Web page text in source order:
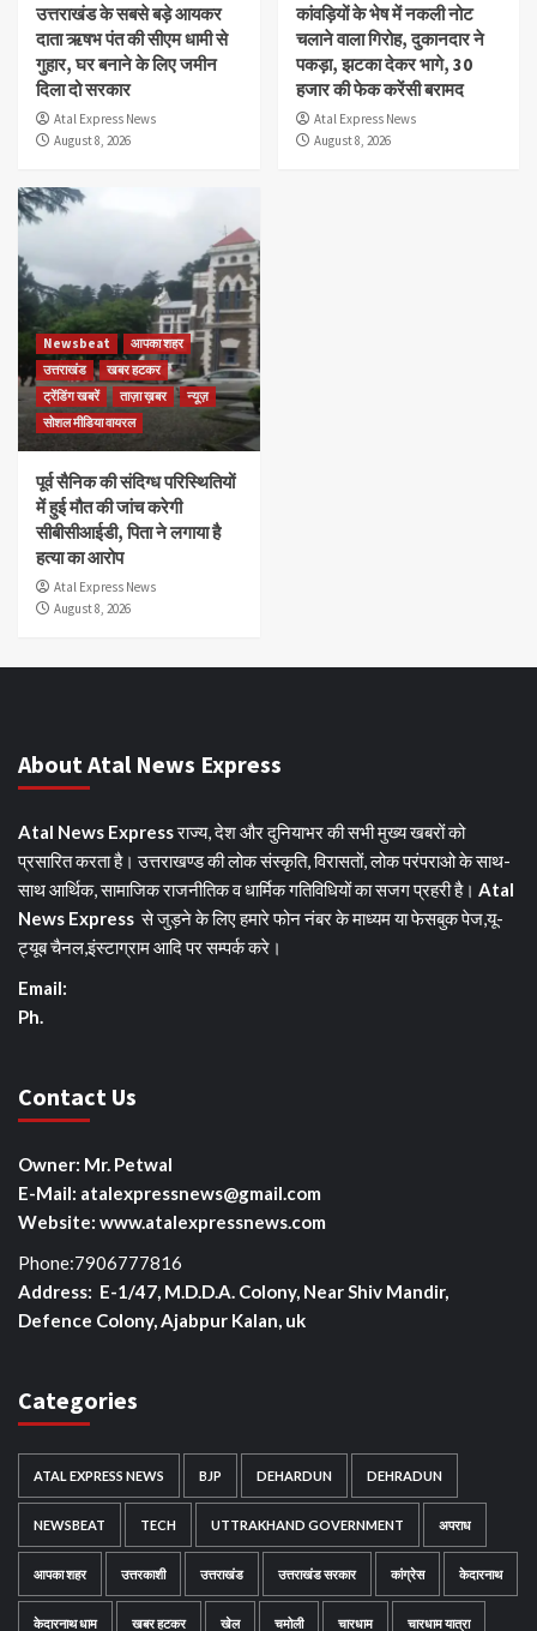
उत्तराखंड के सबसे बड़े आयकर
दाता ऋषभ पंत की सीएम धामी से
गुहार, घर बनाने के लिए जमीन
दिला दो सरकार
Atal Express News
August 8, 2026
कांवड़ियों के भेष में नकली नोट
चलाने वाला गिरोह, दुकानदार ने
पकड़ा, झटका देकर भागे, 30
हजार की फेक करेंसी बरामद
Atal Express News
August 8, 2026
Newsbeat
आपका शहर
उत्तराखंड
खबर हटकर
ट्रेंडिंग खबरें
ताज़ा ख़बर
न्यूज़
सोशल मीडिया वायरल
पूर्व सैनिक की संदिग्ध परिस्थितियों
में हुई मौत की जांच करेगी
सीबीसीआईडी, पिता ने लगाया है
हत्या का आरोप
Atal Express News
August 8, 2026
About Atal News Express
Atal News Expressराज्य, देश और दुनियाभर की सभी मुख्य खबरों को
प्रसारित करता है। उत्तराखण्ड की लोक संस्कृति, विरासतों, लोक परंपराओ के साथ-
साथ आर्थिक, सामाजिक राजनीतिक व धार्मिक गतिविधियों का सजग प्रहरी है। Atal
News Express से जुड़ने के लिए हमारे फोन नंबर के माध्यम या फेसबुक पेज,यू-
ट्यूब चैनल,इंस्टाग्राम आदि पर सम्पर्क करे।
Email:
Ph.
Contact Us
Owner: Mr. Petwal
E-Mail: atalexpressnews@gmail.com
Website: www.atalexpressnews.com
Phone:7906777816
Address: E-1/47, M.D.D.A. Colony, Near Shiv Mandir,
Defence Colony, Ajabpur Kalan, uk
Categories
ATAL EXPRESS NEWS BJP DEHARDUN DEHRADUN
NEWSBEAT TECH UTTRAKHAND GOVERNMENT अपराध
आपका शहर उत्तरकाशी उत्तराखंड उत्तराखंड सरकार कांग्रेस केदारनाथ
केदारनाथ धाम खबर हटकर खेल चमोली चारधाम चारधाम यात्रा